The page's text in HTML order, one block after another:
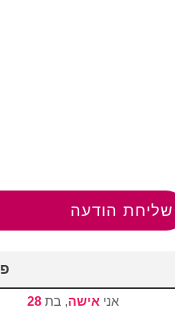
שליחת הודעה
אני אישה, בת 28